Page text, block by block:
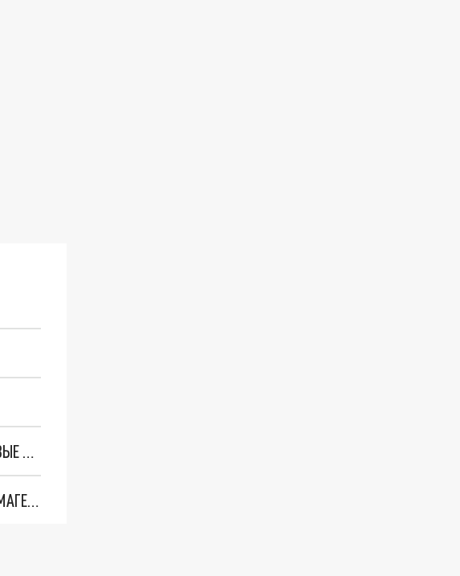
"ОЧЕНЬ ПЛОХИЕ НОВОСТИ": БОЛЬШАЯ ОШИБКА PALANTIR В РОССИИ. СТРАНЫ НАТО ВПЕРВЫЕ ЗА СВО ОСТАНОВИЛИ ПОСТАВКИ ОРУЖИЯ. ВСУ ТЕРЯЮТ ПРИГРАНИЧЬЕ?
ТРИ ГЛАВНЫХ ИНСАЙДА ОБ СВО. ОТМЕНА МОБИЛИЗАЦИИ И ВОЗВРАЩЕНИЕ "ГЕНЕРАЛА АРМАГЕДДОНА"? ОТЛИЧНЫЕ НОВОСТИ, КОТОРЫЕ ЖДАЛИ ВСЕ